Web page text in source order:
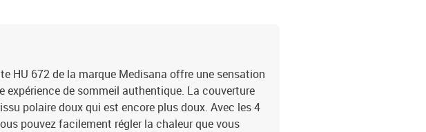
HU 672 de la marque Medisana offre une sensation
expérience de sommeil authentique. La couverture
polaire doux qui est encore plus doux. Avec les 4
pouvez facilement régler la chaleur que vous